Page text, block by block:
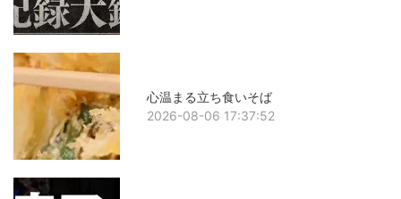
心温まる立ち食いそば
2026-08-06 17:37:52